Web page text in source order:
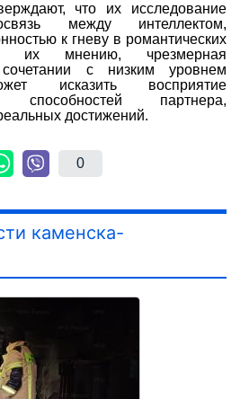
что их исследование
между интеллектом,
к гневу в романтических
их мнению, чрезмерная
с низким уровнем
исказить восприятие
способностей партнера,
достижений.
0
каменска-